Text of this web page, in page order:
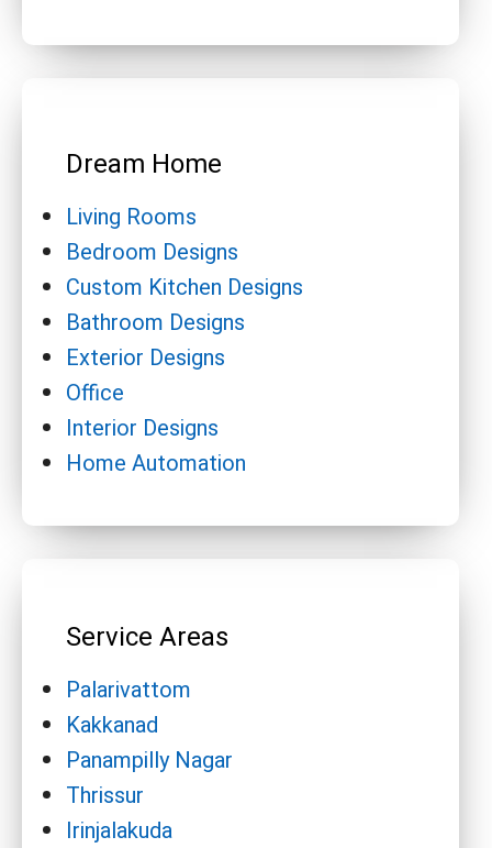
Dream Home
Living Rooms
Bedroom Designs
Custom Kitchen Designs
Bathroom Designs
Exterior Designs
Office
Interior Designs
Home Automation
Service Areas
Palarivattom
Kakkanad
Panampilly Nagar
Thrissur
Irinjalakuda